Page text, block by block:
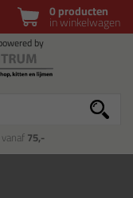
0 producten
in winkelwagen
vanaf75,-